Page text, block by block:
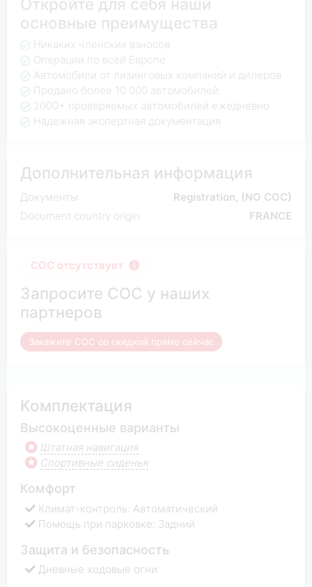
основные преимущества
Никаких членских взносов
Операции по всей Европе
Автомобили от лизинговых компаний и дилеров
Продано более 10 000 автомобилей.
2000+ проверяемых автомобилей ежедневно
Надежная экспертная документация
Дополнительная информация
Документы
Registration, (NO COC)
Document country origin
FRANCE
COC отсутствует
Запросите COC у наших
партнеров
Закажите COC со скидкой прямо сейчас
Комплектация
Высокоценные варианты
Штатная навигация
Спортивные сиденья
Комфорт
Климат-контроль: Автоматический
Помощь при парковке: Задний
Защита и безопасность
Дневные ходовые огни